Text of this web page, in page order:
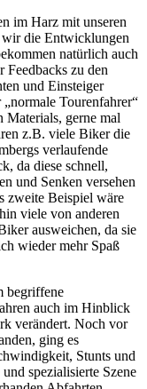
im Harz mit unseren
die Entwicklungen
natürlich auch
Feedbacks zu den
und Einsteiger
Tourenfahrer“
Materials, gerne mal
z.B. viele Biker die
verlaufende
da diese schnell,
und Senken versehen
zweite Beispiel wäre
viele von anderen
ausweichen, da sie
wieder mehr Spaß
begriffene
auch im Hinblick
verändert. Noch vor
ging es
Stunts und
spezialisierte Szene